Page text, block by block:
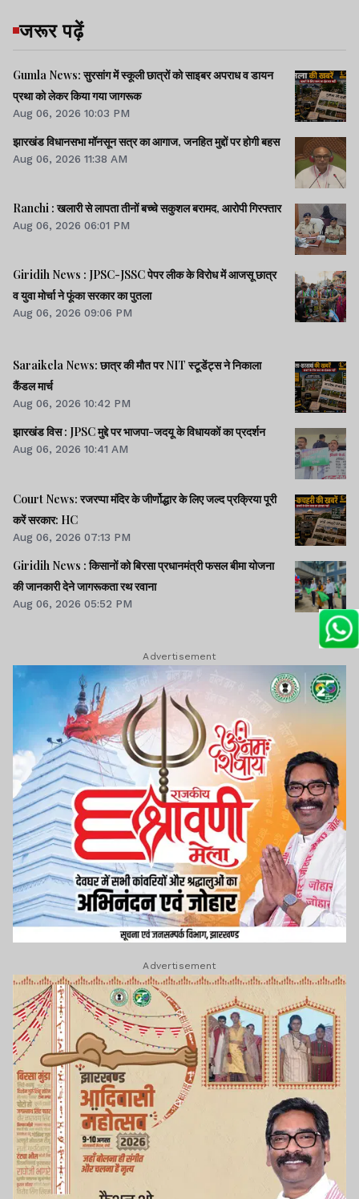
जरूर पढ़ें
Gumla News: सुरसांग में स्कूली छात्रों को साइबर अपराध व डायन
प्रथा को लेकर किया गया जागरूक
Aug 06, 2026 10:03 PM
झारखंड विधानसभा मॉनसून सत्र का आगाज, जनहित मुद्दों पर होगी बहस
Aug 06, 2026 11:38 AM
Ranchi : खलारी से लापता तीनों बच्चे सकुशल बरामद, आरोपी गिरफ्तार
Aug 06, 2026 06:01 PM
Giridih News : JPSC-JSSC पेपर लीक के विरोध में आजसू छात्र
व युवा मोर्चा ने फूंका सरकार का पुतला
Aug 06, 2026 09:06 PM
Saraikela News: छात्र की मौत पर NIT स्टूडेंट्स ने निकाला
कैंडल मार्च
Aug 06, 2026 10:42 PM
झारखंड विस : JPSC मुद्दे पर भाजपा-जदयू के विधायकों का प्रदर्शन
Aug 06, 2026 10:41 AM
Court News: रजरप्पा मंदिर के जीर्णोद्धार के लिए जल्द प्रक्रिया पूरी
करें सरकार: HC
Aug 06, 2026 07:13 PM
Giridih News : किसानों को बिरसा प्रधानमंत्री फसल बीमा योजना
की जानकारी देने जागरूकता रथ रवाना
Aug 06, 2026 05:52 PM
Advertisement
Advertisement